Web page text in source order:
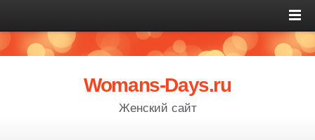
Womans-Days.ru
Женский сайт